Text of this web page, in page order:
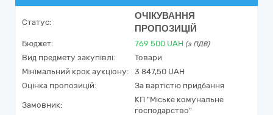
Статус:
ОЧІКУВАННЯ
ПРОПОЗИЦІЙ
Бюджет: 769 500 UAH (з ПДВ)
Вид предмету закупівлі:
Товари
Мінімальний крок аукціону:
3 847,50 UAH
Оцінка пропозицій:
За вартістю придбання
Замовник:
КП "Міське комунальне
господарство"